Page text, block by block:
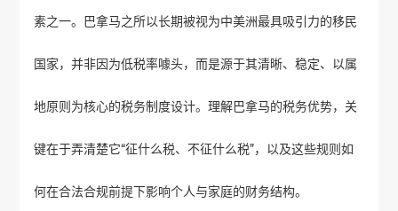
素之一。巴拿马之所以长期被视为中美洲最具吸引力的移民
国家，并非因为低税率噱头，而是源于其清晰、稳定、以属
地原则为核心的税务制度设计。理解巴拿马的税务优势，关
键在于弄清楚它“征什么税、不征什么税”，以及这些规则如
何在合法合规前提下影响个人与家庭的财务结构。